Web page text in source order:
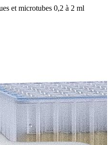
et microtubes 0,2 à 2 ml